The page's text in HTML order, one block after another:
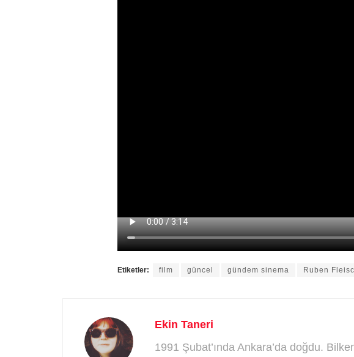
Etiketler: film güncel gündem sinema Ruben
Ekin Taneri
1991 Şubat’ında Ankara’da doğdu.